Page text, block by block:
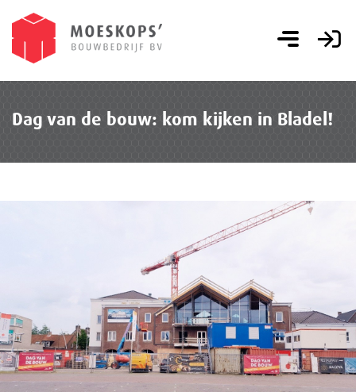
Dag van de bouw: kom kijken in Bladel!